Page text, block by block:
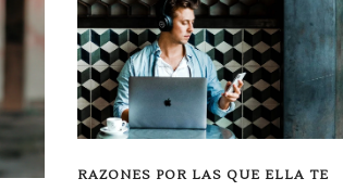
RAZONES POR LAS QUE ELLA TE